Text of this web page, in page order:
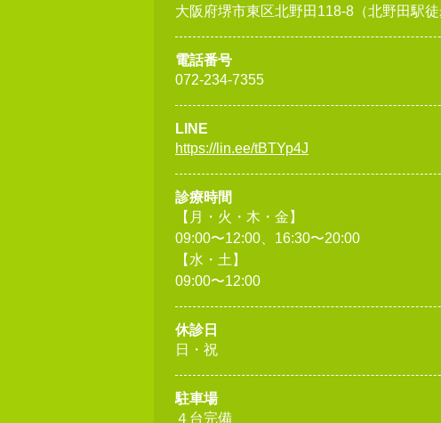
大阪府堺市東区北野田118-8（北野田駅徒
電話番号
072-234-7355
LINE
https://lin.ee/tBTYp4J
診療時間
【月・火・木・金】
09:00〜12:00、16:30〜20:00
【水・土】
09:00〜12:00
休診日
日・祝
駐車場
４台完備